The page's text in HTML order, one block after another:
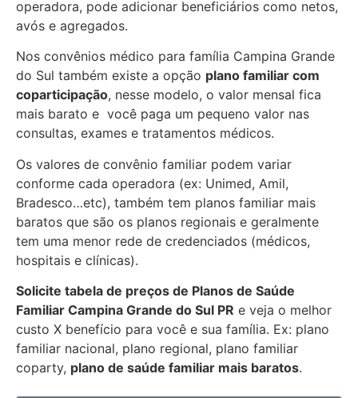
operadora, pode adicionar beneficiários como netos,
avós e agregados.
Nos convênios médico para família Campina Grande
do Sul também existe a opção plano familiar com
coparticipação, nesse modelo, o valor mensal fica
mais barato e você paga um pequeno valor nas
consultas, exames e tratamentos médicos.
Os valores de convênio familiar podem variar
conforme cada operadora (ex: Unimed, Amil,
Bradesco…etc), também tem planos familiar mais
baratos que são os planos regionais e geralmente
tem uma menor rede de credenciados (médicos,
hospitais e clínicas).
Solicite tabela de preços de Planos de Saúde
Familiar Campina Grande do Sul PR e veja o melhor
custo X benefício para você e sua família. Ex: plano
familiar nacional, plano regional, plano familiar
coparty, plano de saúde familiar mais baratos.